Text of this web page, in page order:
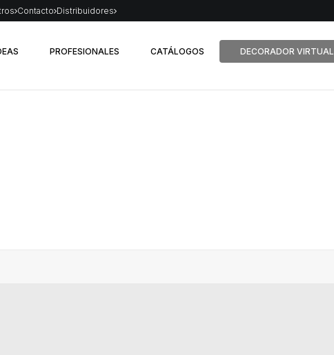
Contacto Distribuidores
PROFESIONALES CATÁLOGOS DECORADOR VIRTUAL